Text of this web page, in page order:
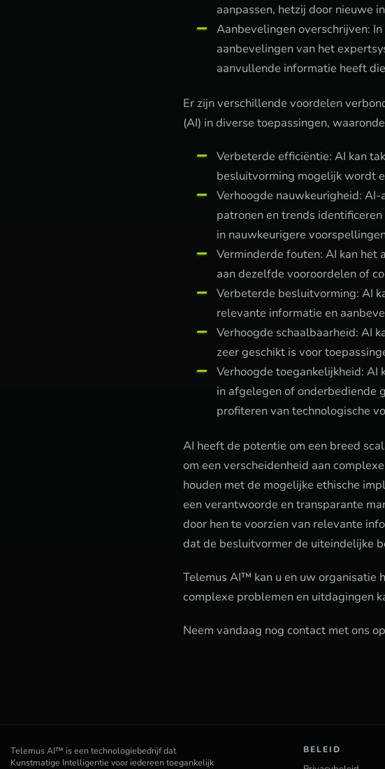
aanpassen, hetzij door nieuwe
Aanbevelingen overschrijven:
aanbevelingen van het
aanvullende informatie heeft
Er zijn verschillende voordelen
(AI) in diverse toepassingen,
Verbeterde efficiëntie: AI kan
besluitvorming mogelijk wordt
Verhoogde nauwkeurigheid:
patronen en trends
in nauwkeurigere
Verminderde fouten: AI kan het
aan dezelfde vooroordelen of
Verbeterde besluitvorming: AI
relevante informatie en
Verhoogde schaalbaarheid: AI
zeer geschikt is voor
Verhoogde toegankelijkheid: AI
in afgelegen of onderbediende
profiteren van technologische
AI heeft de potentie om een breed
om een verscheidenheid aan
houden met de mogelijke ethische
een verantwoorde en transparante
door hen te voorzien van relevante
dat de besluitvormer de uiteindelijke
Telemus AI™ kan u en uw organisatie
complexe problemen en uitdagingen
Neem vandaag nog contact met ons
Telemus AI™ is een technologiebedrijf dat
Kunstmatige Intelligentie voor iedereen toegankelijk
BELEID